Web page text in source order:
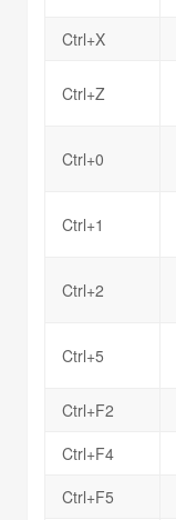
Ctrl+X
Ctrl+Z
Ctrl+0
Ctrl+1
Ctrl+2
Ctrl+5
Ctrl+F2
Ctrl+F4
Ctrl+F5